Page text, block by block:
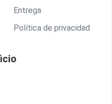
Entrega
Política de privacidad